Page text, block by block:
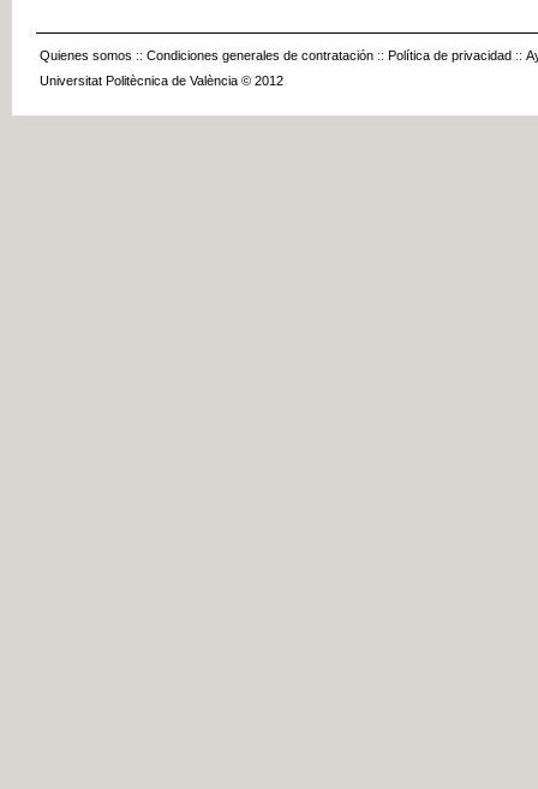
Quienes somos :: Condiciones generales de contratación :: Política de privacidad ::
Universitat Politècnica de València © 2012